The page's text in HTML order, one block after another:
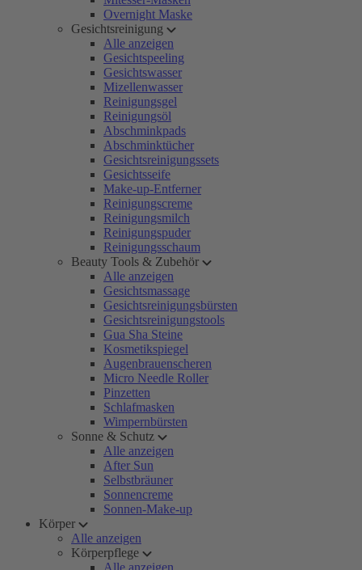
Overnight Maske
Gesichtsreinigung
Alle anzeigen
Gesichtspeeling
Gesichtswasser
Mizellenwasser
Reinigungsgel
Reinigungsöl
Abschminkpads
Abschminktücher
Gesichtsreinigungssets
Gesichtsseife
Make-up-Entferner
Reinigungscreme
Reinigungsmilch
Reinigungspuder
Reinigungsschaum
Beauty Tools & Zubehör
Alle anzeigen
Gesichtsmassage
Gesichtsreinigungsbürsten
Gesichtsreinigungstools
Gua Sha Steine
Kosmetikspiegel
Augenbrauenscheren
Micro Needle Roller
Pinzetten
Schlafmasken
Wimpernbürsten
Sonne & Schutz
Alle anzeigen
After Sun
Selbstbräuner
Sonnencreme
Sonnen-Make-up
Körper
Alle anzeigen
Körperpflege
Alle anzeigen